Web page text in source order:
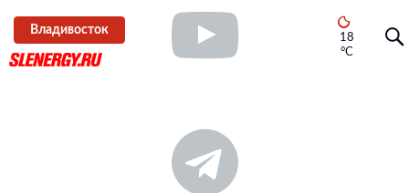
Владивосток
18
°C